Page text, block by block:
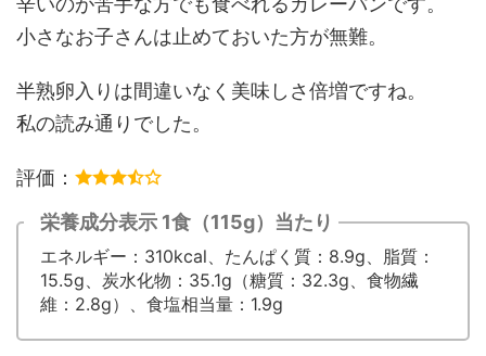
小さなお子さんは止めておいた方が無難。
半熟卵入りは間違いなく美味しさ倍増ですね。
私の読み通りでした。
評価：
栄養成分表示 1食（115g）当たり
エネルギー：310kcal、たんぱく質：8.9g、脂質：
15.5g、炭水化物：35.1g（糖質：32.3g、食物繊
維：2.8g）、食塩相当量：1.9g